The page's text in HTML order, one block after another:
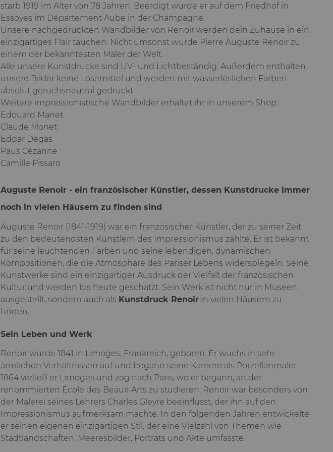
starb 1919 im Alter von 78 Jahren. Beerdigt wurde er auf dem Friedhof in
Essoyes im Département Aube in der Champagne.
Unsere nachgedruckten Wandbilder von Renoir werden dein Zuhause in ein
einzigartiges Flair tauchen. Nicht umsonst wurde Pierre Auguste Renoir zu
einem der bekanntesten Maler der Welt.
Alle unsere Kunstdrucke sind UV- und Lichtbeständig. Außerdem enthalten
unsere Bilder keine Lösemittel und werden mit wasserlöslichen Farben
absolut geruchsneutral gedruckt.
Weitere impressionistische Wandbilder erhaltet ihr in unserem Shop:
Edouard Manet
Claude Monet
Edgar Degas
Paus Cèzanne
Camille Pissaro
Auguste Renoir - ein französischer Künstler, dessen Kunstdrucke immer
noch in vielen Häusern zu finden sind
Auguste Renoir (1841-1919) war ein französischer Künstler, der zu seiner Zeit
zu den bedeutendsten Künstlern des Impressionismus zählte. Er ist bekannt
für seine leuchtenden Farben und seine lebendigen, dynamischen
Kompositionen, die die Atmosphäre des Pariser Lebens widerspiegeln. Seine
Kunstwerke sind ein einzigartiger Ausdruck der Vielfalt der französischen
Kultur und werden bis heute geschätzt. Sein Werk ist nicht nur in Museen
ausgestellt, sondern auch als Kunstdruck Renoir in vielen Häusern zu
finden.
Sein Leben und Werk
Renoir wurde 1841 in Limoges, Frankreich, geboren. Er wuchs in sehr
ärmlichen Verhältnissen auf und begann seine Karriere als Porzellanmaler.
1864 verließ er Limoges und zog nach Paris, wo er begann, an der
renommierten École des Beaux-Arts zu studieren. Renoir war besonders von
der Malerei seines Lehrers Charles Gleyre beeinflusst, der ihn auf den
Impressionismus aufmerksam machte. In den folgenden Jahren entwickelte
er seinen eigenen einzigartigen Stil, der eine Vielzahl von Themen wie
Stadtlandschaften, Meeresbilder, Porträts und Akte umfasste.